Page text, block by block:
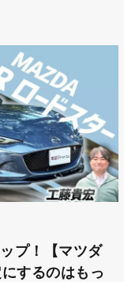
プ！【マツダ
するのはもっ